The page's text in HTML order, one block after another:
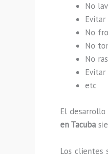
No
No
No
No
Evitar
etc
El
en Tacuba
Los clientes